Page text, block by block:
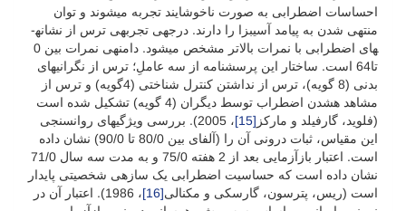
احساسات اضطرابی به صورت ناخوشایند تجربه می­شوند و توان
منتهی شدن به پیامد آسیب­زا را دارند. درجه­ی تجربه­ی ترس از نشانه­
های اضطرابی با نمرات بالاتر مشخص می­شود. دامنه­ی نمرات بین 0
تا64 است. ساختار این پرسشنامه از سه عاملِ؛ ترس از نگرانی­های
بدنی (8 گویه)، ترس از نداشتن کنترل شناختی (4گویه) و ترس از
مشاهد هشدن اضطراب توسط دیگران (4 گویه) تشکیل شده است
(فلوید، گارفیلد و مارکز [15]
، 2005). بررسی ویژگی­های روان­سنجی
این مقیاس، ثبات درونی آن را (آلفای بین 80/0 تا 90/0) نشان داده
است. اعتبار بازآزمایی بعد از 2 هفته 75/0 و به مدت سه سال 71/0
نشان داده است که حساسیت اضطرابی یک سازه­ی شخصیتی پایدار
است (ریس، پترسون، گارسکی و مکنالی[16]
، 1986). اعتبار آن در